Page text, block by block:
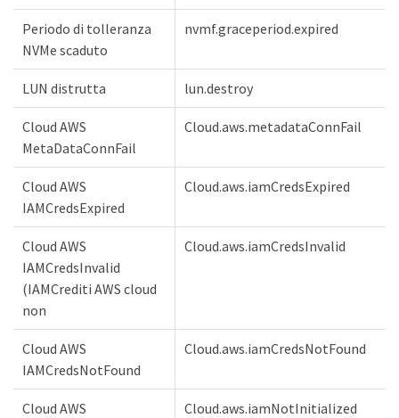
Periodo di tolleranza
NVMe scaduto
nvmf.graceperiod.expired
LUN distrutta lun.destroy
Cloud AWS
MetaDataConnFail
Cloud.aws.metadataConnFail
Cloud AWS
IAMCredsExpired
Cloud.aws.iamCredsExpired
Cloud AWS
IAMCredsInvalid
(IAMCrediti AWS cloud
non
Cloud.aws.iamCredsInvalid
Cloud AWS
IAMCredsNotFound
Cloud.aws.iamCredsNotFound
Cloud AWS
Cloud.aws.iamNotInitialized